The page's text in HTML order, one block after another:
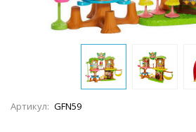
Артикул: GFN59